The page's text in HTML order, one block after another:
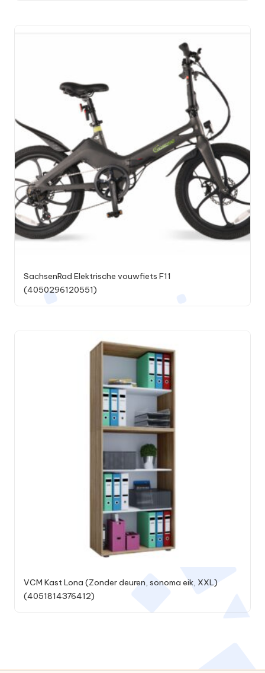
SachsenRad Elektrische vouwfiets F11
(4050296120551)
VCM Kast Lona (Zonder deuren, sonoma eik, XXL)
(4051814376412)